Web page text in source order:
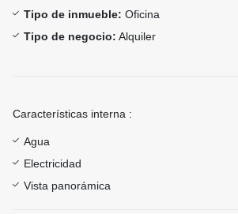
Tipo de inmueble: Oficina
Tipo de negocio: Alquiler
Características interna :
Agua
Electricidad
Vista panorámica